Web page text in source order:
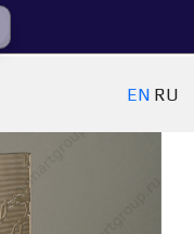
EN RU